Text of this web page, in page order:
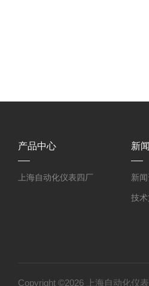
产品中心
上海自动化仪表四厂
新
新
技
Copyright ©2026 上海自动化仪